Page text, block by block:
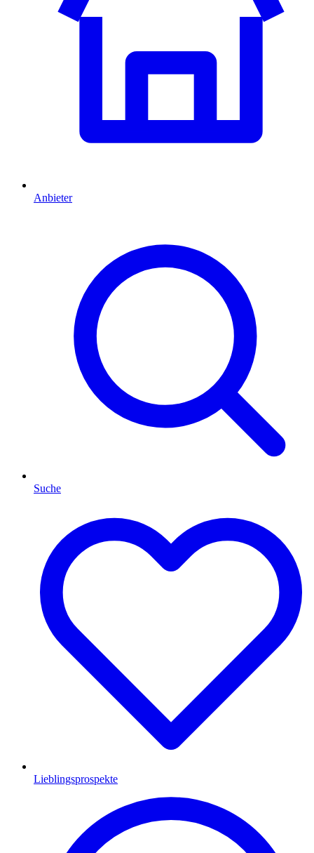
Anbieter
Suche
Lieblingsprospekte